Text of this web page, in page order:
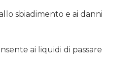
sbiadimento e ai danni
ai liquidi di passare